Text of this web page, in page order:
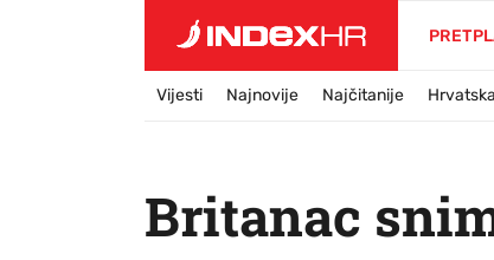
Vijesti Najnovije Najčitanije Hrvatska
Britanac